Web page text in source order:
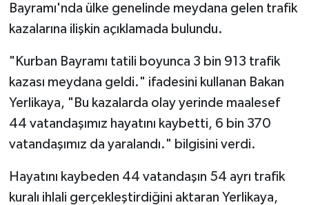
Bayramı'nda ülke genelinde meydana gelen trafik
kazalarına ilişkin açıklamada bulundu.
"Kurban Bayramı tatili boyunca 3 bin 913 trafik
kazası meydana geldi." ifadesini kullanan Bakan
Yerlikaya, "Bu kazalarda olay yerinde maalesef
44 vatandaşımız hayatını kaybetti, 6 bin 370
vatandaşımız da yaralandı." bilgisini verdi.
Hayatını kaybeden 44 vatandaşın 54 ayrı trafik
kuralı ihlali gerçekleştirdiğini aktaran Yerlikaya,
Spor
Türkiye
Video Haber
Yaşam
Yeme-İçme